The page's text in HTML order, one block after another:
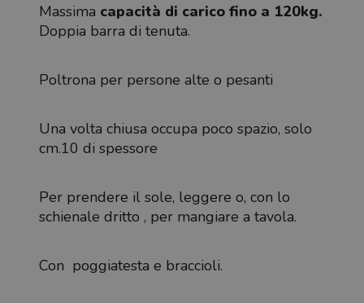
Massima capacità di carico fino a 120kg.
Doppia barra di tenuta.
Poltrona per persone alte o pesanti
Una volta chiusa occupa poco spazio, solo
cm.10 di spessore
Per prendere il sole, leggere o, con lo
schienale dritto , per mangiare a tavola.
Con poggiatesta e braccioli.